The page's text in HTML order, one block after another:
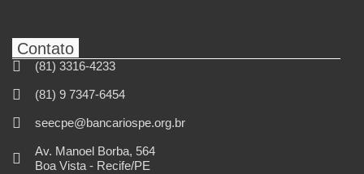
Contato
(81) 3316-4233
(81) 9 7347-6454
seecpe@bancariospe.org.br
Av. Manoel Borba, 564
Boa Vista - Recife/PE